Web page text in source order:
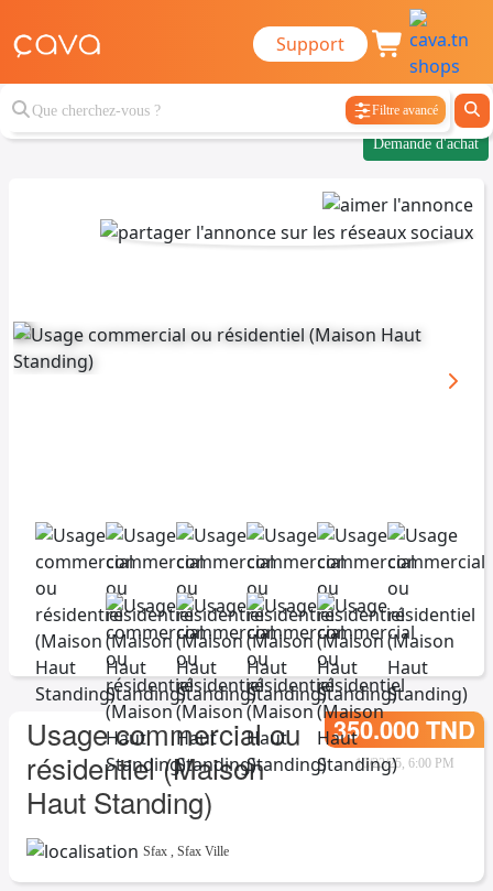
Support
Filtre avancé
Demande d'achat
Usage commercial ou
résidentiel (Maison
Haut Standing)
350.000 TND
10/22/25, 6:00 PM
Sfax , Sfax Ville